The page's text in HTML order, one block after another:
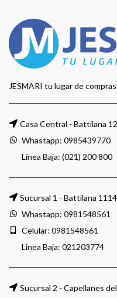
JESMARI tu lugar de
Casa Central - Battilana
Whastapp: 0985439770
Linea Baja: (021) 200 800
Sucursal 1 - Battilana
Whastapp: 0981548561
Celular: 0981548561
Linea Baja: 021203774
Sucursal 2 - Capellanes